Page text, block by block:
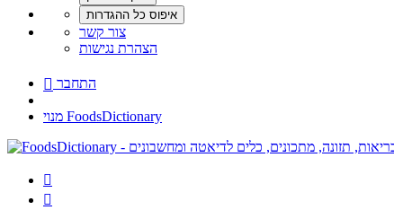
צור קשר
הצהרת נגישות
 התחבר
מנוי FoodsDictionary

